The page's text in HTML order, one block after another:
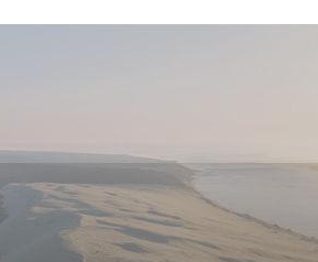
RECHERCHE